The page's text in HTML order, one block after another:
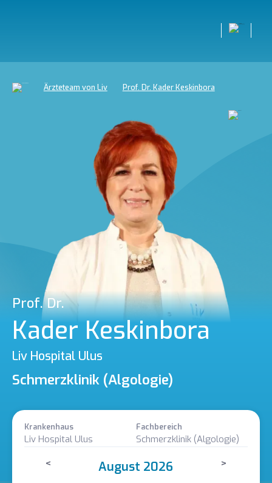
Ärzteteam von Liv Prof. Dr. Kader Keskinbora
Prof. Dr.
Kader Keskinbora
Liv Hospital Ulus
Schmerzklinik (Algologie)
Krankenhaus
Liv Hospital Ulus
Fachbereich
Schmerzklinik (Algologie)
< August 2026 >